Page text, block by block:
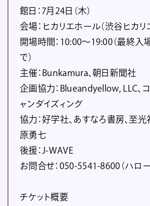
館日：7月24日（木）
会場：ヒカリエホール（渋谷ヒカリ
開場時間：10:00～19:00（最終入
で）
主催：Bunkamura、朝日新聞社
企画協力：Blueandyellow, LLC、
ャンダイズィング
協力：好学社、あすなろ書房、至光
原勇七
後援：J-WAVE
お問合せ：050-5541-8600（ハロー
チケット概要